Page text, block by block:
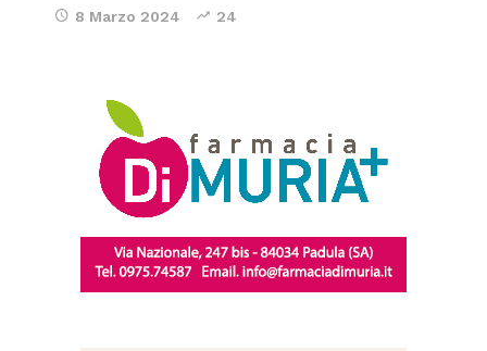
8 Marzo 2024 24